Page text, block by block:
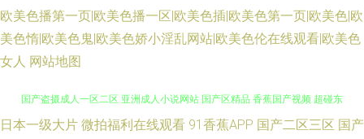
欧美色播第一页|欧美色播一区|欧美色插|欧美色第一页|欧美色|欧
美色惰|欧美色鬼|欧美色娇小淫乱网站|欧美色伦在线观看|欧美色
女人 网站地图
亚洲欧洲成人免费福利 自拍31区 海角资源总站 亚洲三级片网址 91v精品久
日本一级大片 微拍福利在线观看 91香蕉APP 国产二区三区 国产